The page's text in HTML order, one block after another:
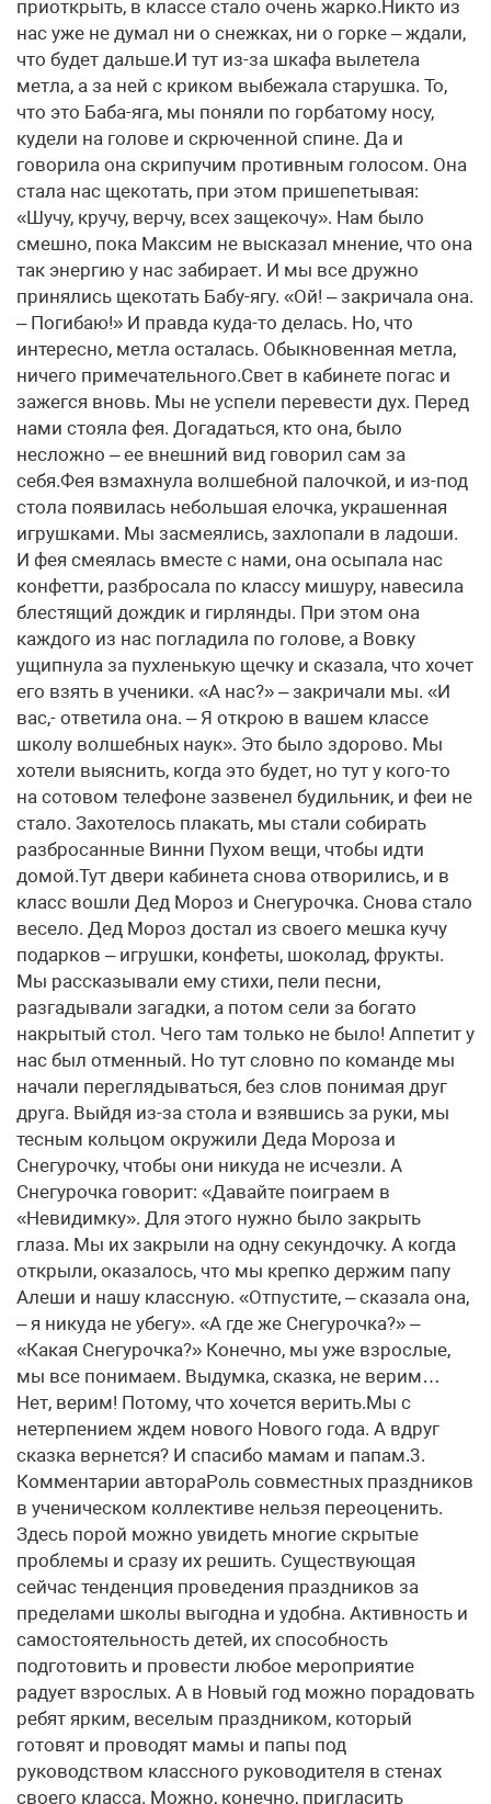
приоткрыть, в классе стало очень жарко.Никто из
нас уже не думал ни о снежках, ни о горке – ждали,
что будет дальше.И тут из-за шкафа вылетела
метла, а за ней с криком выбежала старушка. То,
что это Баба-яга, мы поняли по горбатому носу,
кудели на голове и скрюченной спине. Да и
говорила она скрипучим противным голосом. Она
стала нас щекотать, при этом пришепетывая:
«Шучу, кручу, верчу, всех защекочу». Нам было
смешно, пока Максим не высказал мнение, что она
так энергию у нас забирает. И мы все дружно
принялись щекотать Бабу-ягу. «Ой! – закричала она.
– Погибаю!» И правда куда-то делась. Но, что
интересно, метла осталась. Обыкновенная метла,
ничего примечательного.Свет в кабинете погас и
зажегся вновь. Мы не успели перевести дух. Перед
нами стояла фея. Догадаться, кто она, было
несложно – ее внешний вид говорил сам за
себя.Фея взмахнула волшебной палочкой, и из-под
стола появилась небольшая елочка, украшенная
игрушками. Мы засмеялись, захлопали в ладоши.
И фея смеялась вместе с нами, она осыпала нас
конфетти, разбросала по классу мишуру, навесила
блестящий дождик и гирлянды. При этом она
каждого из нас погладила по голове, а Вовку
ущипнула за пухленькую щечку и сказала, что хочет
его взять в ученики. «А нас?» – закричали мы. «И
вас,- ответила она. – Я открою в вашем классе
школу волшебных наук». Это было здорово. Мы
хотели выяснить, когда это будет, но тут у кого-то
на сотовом телефоне зазвенел будильник, и феи не
стало. Захотелось плакать, мы стали собирать
разбросанные Винни Пухом вещи, чтобы идти
домой.Тут двери кабинета снова отворились, и в
класс вошли Дед Мороз и Снегурочка. Снова стало
весело. Дед Мороз достал из своего мешка кучу
подарков – игрушки, конфеты, шоколад, фрукты.
Мы рассказывали ему стихи, пели песни,
разгадывали загадки, а потом сели за богато
накрытый стол. Чего там только не было! Аппетит у
нас был отменный. Но тут словно по команде мы
начали переглядываться, без слов понимая друг
друга. Выйдя из-за стола и взявшись за руки, мы
тесным кольцом окружили Деда Мороза и
Снегурочку, чтобы они никуда не исчезли. А
Снегурочка говорит: «Давайте поиграем в
«Невидимку». Для этого нужно было закрыть
глаза. Мы их закрыли на одну секундочку. А когда
открыли, оказалось, что мы крепко держим папу
Алеши и нашу классную. «Отпустите, – сказала она,
– я никуда не убегу». «А где же Снегурочка?» –
«Какая Снегурочка?» Конечно, мы уже взрослые,
мы все понимаем. Выдумка, сказка, не верим…
Нет, верим! Потому, что хочется верить.Мы с
нетерпением ждем нового Нового года. А вдруг
сказка вернется? И спасибо мамам и папам.3.
Комментарии автораРоль совместных праздников
в ученическом коллективе нельзя переоценить.
Здесь порой можно увидеть многие скрытые
проблемы и сразу их решить. Существующая
сейчас тенденция проведения праздников за
пределами школы выгодна и удобна. Активность и
самостоятельность детей, их способность
подготовить и провести любое мероприятие
радует взрослых. А в Новый год можно порадовать
ребят ярким, веселым праздником, который
готовят и проводят мамы и папы под
руководством классного руководителя в стенах
своего класса. Можно, конечно, пригласить